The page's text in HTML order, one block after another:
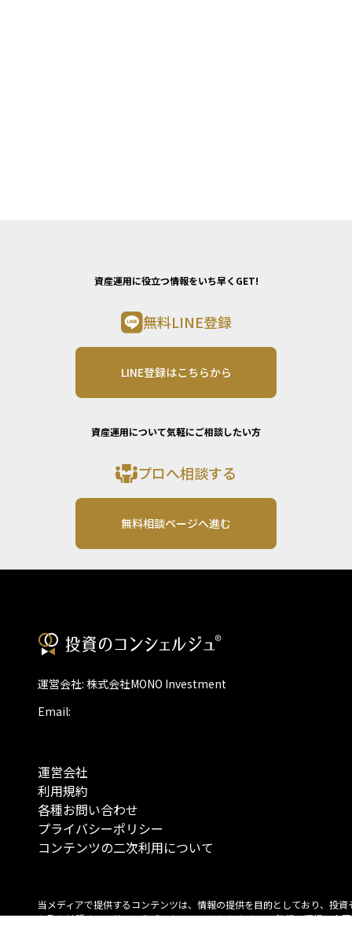
資産運用に役立つ情報をいち早くGET!
無料LINE登録
LINE登録はこちらから
資産運用について気軽にご相談したい方
プロへ相談する
無料相談ページへ進む
運営会社: 株式会社MONO Investment
Email:
運営会社
利用規約
各種お問い合わせ
プライバシーポリシー
コンテンツの二次利用について
当メディアで提供するコンテンツは、情報の提供を目的としており、投資
行動を勧誘する目的で、作成したものではありません。 銘柄の選択、売